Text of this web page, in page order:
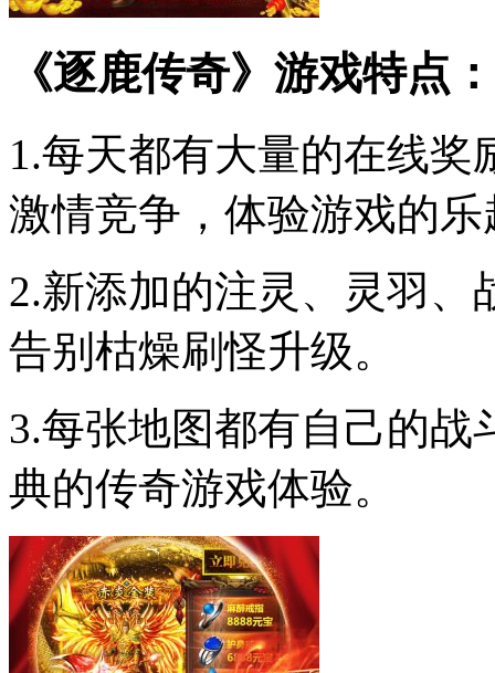
《逐鹿传奇》游戏特点：
1.每天都有大量的在线
激情竞争，体验游戏的乐
2.新添加的注灵、灵羽
告别枯燥刷怪升级。
3.每张地图都有自己的
典的传奇游戏体验。